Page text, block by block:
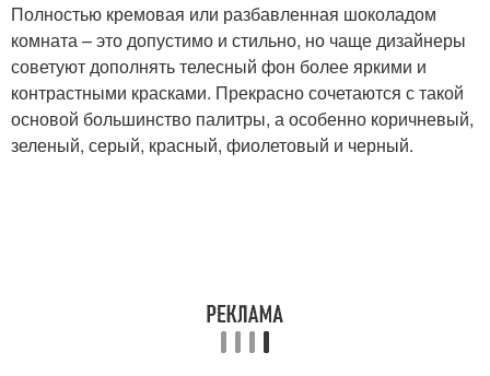
Полностью кремовая или разбавленная шоколадом
комната – это допустимо и стильно, но чаще дизайнеры
советуют дополнять телесный фон более яркими и
контрастными красками. Прекрасно сочетаются с такой
основой большинство палитры, а особенно коричневый,
зеленый, серый, красный, фиолетовый и черный.